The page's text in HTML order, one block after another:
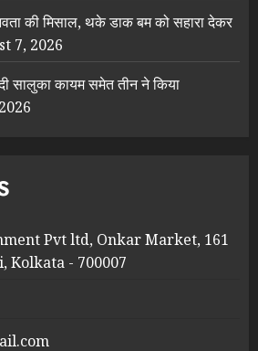
की मिसाल, थके डाक बम को सहारा देकर
7, 2026
सालुका कायम समेत तीन ने किया
Pvt ltd, Onkar Market, 161
Kolkata - 700007